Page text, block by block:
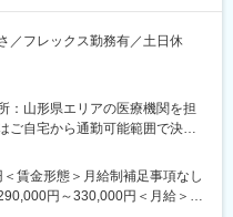
状況によって柔軟に対応してい
のサポートを行い、協力して業
中心に、マニュアルも完備され
全社的な勉強会や専門部署のサ
を身に付けることができます。
／フレックス勤務有／土日休
ー（CRCって何？）
かどうかを確かめるための臨床
を助けたり、治験中のデータを
：山形県エリアの医療機関を担
ご自宅から通勤可能範囲で決定
賃金形態＞月給制補足事項なし
円～330,000円＜月給＞